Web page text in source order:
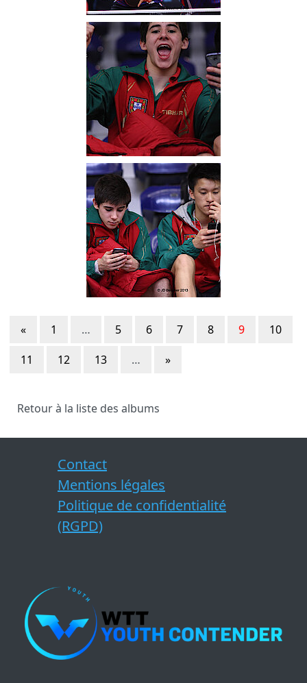
« 1 … 5 6 7 8 9
10
11
12 13 … »
Retour à la liste des albums
Contact
Mentions légales
Politique de confidentialité
(RGPD)